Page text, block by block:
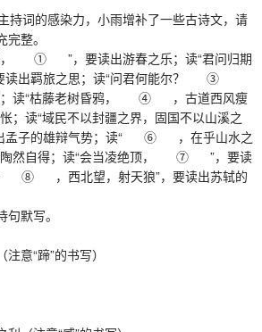
词的感染力，小雨增补了一些古诗文，请
整。
① ”，要读出游春之乐；读“君问归期
羁旅之思；读“问君何能尔？ ③
；读“枯藤老树昏鸦， ④ ，古道西风瘦
；读“域民不以封疆之界，固国不以山溪之
子的雄辩气势；读“ ⑥ ，在乎山水之
陶然自得；读“会当凌绝顶， ⑦ ”，要读
“ ⑧ ，西北望，射天狼”，要读出苏轼的
默写。
“蹄”的书写）